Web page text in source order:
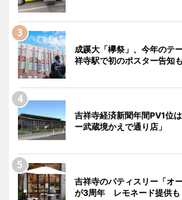
成蹊大「欅祭」、今年の
祥寺駅で初のポスター告知も
吉祥寺経済新聞年間PV1位
ー武蔵境かえで通り店」
吉祥寺のパティスリー「オ
が3周年 レモネード提供も